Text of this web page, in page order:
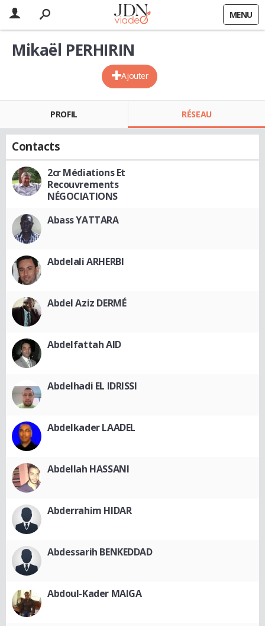
MENU
Ajouter
Mikaël PERHIRIN
PROFIL RÉSEAU
Contacts
2cr Médiations Et
Recouvrements
NÉGOCIATIONS
Abass YATTARA
Abdelali ARHERBI
Abdel Aziz DERMÉ
Abdelfattah AID
Abdelhadi EL IDRISSI
Abdelkader LAADEL
Abdellah HASSANI
Abderrahim HIDAR
Abdessarih BENKEDDAD
Abdoul-Kader MAIGA